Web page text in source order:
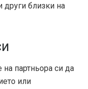
други близки на
на партньора си да
или